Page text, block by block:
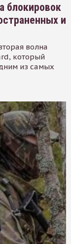
блокировок
и
волна
который
из самых